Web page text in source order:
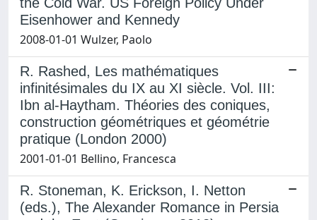
Eisenhower and Kennedy
2008-01-01 Wulzer, Paolo
R. Rashed, Les mathématiques
infinitésimales du IX au XI siècle. Vol. III:
Ibn al-Haytham. Théories des coniques,
construction géométriques et géométrie
pratique (London 2000)
2001-01-01 Bellino, Francesca
R. Stoneman, K. Erickson, I. Netton
(eds.), The Alexander Romance in Persia